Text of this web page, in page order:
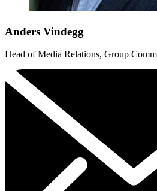
Anders Vindegg
Head of Media Relations, Group